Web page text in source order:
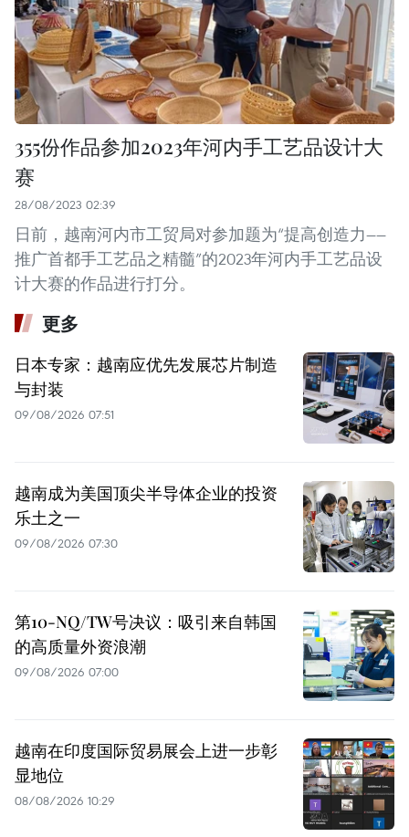
355份作品参加2023年河内手工艺品设计大
赛
28/08/2023 02:39
日前，越南河内市工贸局对参加题为“提高创造力——
推广首都手工艺品之精髓”的2023年河内手工艺品设
计大赛的作品进行打分。
更多
日本专家：越南应优先发展芯片制造
与封装
09/08/2026 07:51
越南成为美国顶尖半导体企业的投资
乐土之一
09/08/2026 07:30
第10-NQ/TW号决议：吸引来自韩国
的高质量外资浪潮
09/08/2026 07:00
越南在印度国际贸易展会上进一步彰
显地位
08/08/2026 10:29